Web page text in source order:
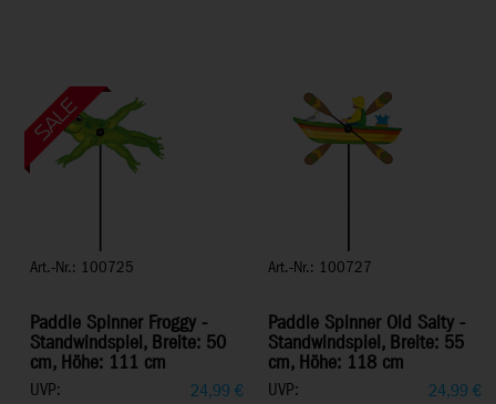
Art.-Nr.: 100725
Paddle Spinner Froggy -
Standwindspiel, Breite: 50
cm, Höhe: 111 cm
UVP: 24,99 €
Art.-Nr.: 100727
Paddle Spinner Old Salty -
Standwindspiel, Breite: 55
cm, Höhe: 118 cm
UVP: 24,99 €